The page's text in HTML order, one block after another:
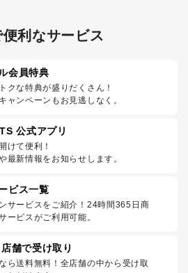
利なサービス
会員特典
クな特典が盛りだくさん！
ャンペーンもお見逃しなく。
公式アプリ
けて便利！
最新情報をお知らせします。
ビス一覧
サービスをご紹介！24時間365日商
ービスがご利用可能。
舗で受け取り
ら送料無料！全店舗の中から受け取